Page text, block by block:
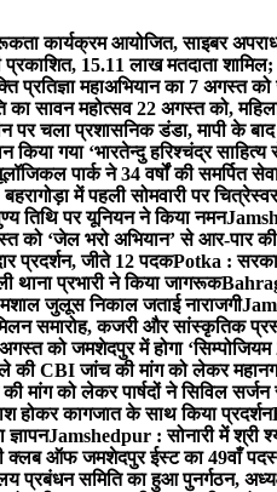
कार्यक्रम आयोजित, साइबर
15.11 लाख मतदाता
प्रतिज्ञा महाअभियान का 7 अगस्त
का सावन महोत्सव 22 अगस्त को,
चला प्रशासनिक डंडा, मापी के
गया ‘भारतेन्दु हरिश्चंद्र साहित्य
पार्क ने 34 वर्षों की समर्पित सेवा
में पहली सोमवारी पर
तिथि पर यूनियन ने किया नमन
को ‘जेल भरो अभियान’ से आर-पार
प्रदर्शन, जीते 12 पदकPotka :
थाना प्रभारी ने किया जागरूक
जुलूस निकाल जताई नाराजगी
समारोह, कजरी और सांस्कृतिक
को जमशेदपुर में होगा ‘सिम्पोजियम
CBI जांच की मांग को लेकर
मांग को लेकर पार्षदों ने सिविल
होकर कागजात के साथ किया प्रदर्शन
Jamshedpur : सोनारी में श्री
ऑफ जमशेदपुर ईस्ट का 49वाँ
प्रबंधन समिति का हुआ पुनर्गठन,